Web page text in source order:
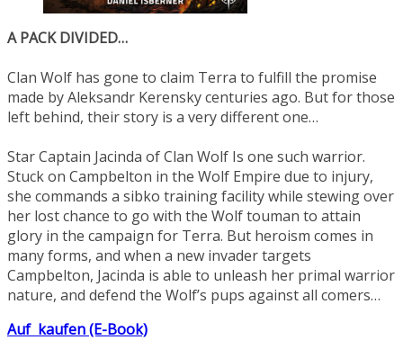
A PACK DIVIDED…
Clan Wolf has gone to claim Terra to fulfill the promise
made by Aleksandr Kerensky centuries ago. But for those
left behind, their story is a very different one…
Star Captain Jacinda of Clan Wolf Is one such warrior.
Stuck on Campbelton in the Wolf Empire due to injury,
she commands a sibko training facility while stewing over
her lost chance to go with the Wolf touman to attain
glory in the campaign for Terra. But heroism comes in
many forms, and when a new invader targets
Campbelton, Jacinda is able to unleash her primal warrior
nature, and defend the Wolf’s pups against all comers…
Auf kaufen (E-Book)